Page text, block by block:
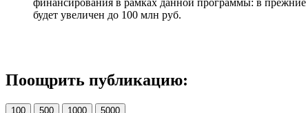
будет увеличен до 100 млн руб.
Поощрить публикацию:
100 500 1000 5000